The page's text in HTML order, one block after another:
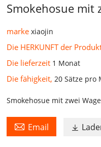
Smokehosue mit
markexiaojin
Die HERKUNFT der
Die lieferzeit 1 Monat
Die fähigkeit,20 Sätze pro
Smokehosue mit zwei
 Email 